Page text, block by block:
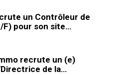
un Contrôleur de
F) pour son site…
recrute un (e)
de la…